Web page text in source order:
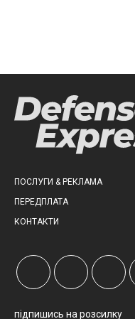
ПОСЛУГИ & РЕКЛАМА
ПЕРЕДПЛАТА
КОНТАКТИ
підпишись на розсилку